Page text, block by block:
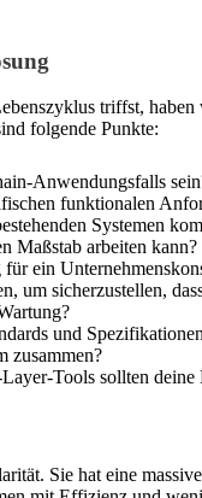
triffst,
folgende Punkte:
Anwendungsfalls
funktionalen
Systemen
Maßstab arbeiten kann?
ein
um sicherzustellen,
und
zusammen?
Tools sollten
Sie hat eine